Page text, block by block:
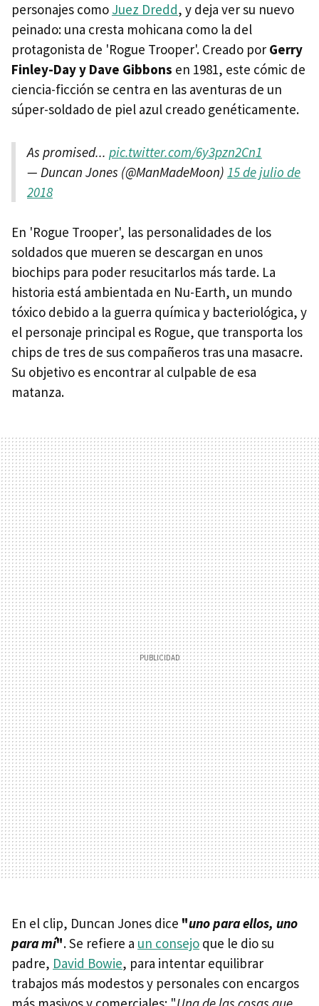
personajes como Juez Dredd, y deja ver su nuevo
peinado: una cresta mohicana como la del
protagonista de 'Rogue Trooper'. Creado por Gerry
Finley-Day y Dave Gibbons en 1981, este cómic de
ciencia-ficción se centra en las aventuras de un
súper-soldado de piel azul creado genéticamente.
As promised... pic.twitter.com/6y3pzn2Cn1
— Duncan Jones (@ManMadeMoon) 15 de julio de
2018
En 'Rogue Trooper', las personalidades de los
soldados que mueren se descargan en unos
biochips para poder resucitarlos más tarde. La
historia está ambientada en Nu-Earth, un mundo
tóxico debido a la guerra química y bacteriológica, y
el personaje principal es Rogue, que transporta los
chips de tres de sus compañeros tras una masacre.
Su objetivo es encontrar al culpable de esa
matanza.
En el clip, Duncan Jones dice "uno para ellos, uno
para mí". Se refiere a un consejo que le dio su
padre, David Bowie, para intentar equilibrar
trabajos más modestos y personales con encargos